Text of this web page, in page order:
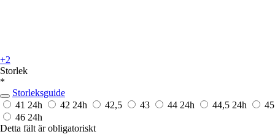
+2
Storlek
*
Storleksguide
41 24h 42 24h 42,5 43 44 24h 44,5 24h
45
46 24h
Detta fält är obligatoriskt